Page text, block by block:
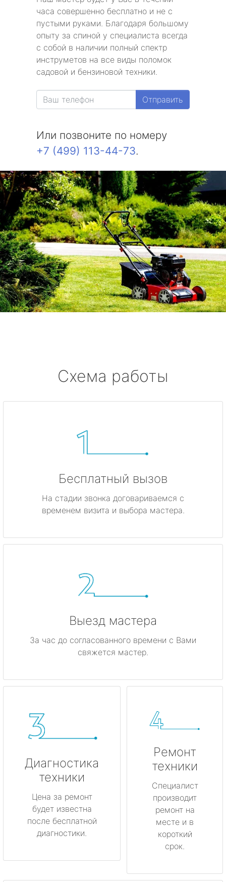
часа совершенно бесплатно и не с
пустыми руками. Благодаря большому
опыту за спиной у специалиста всегда
с собой в наличии полный спектр
инструметов на все виды поломок
садовой и бензиновой техники.
Отправить
Или позвоните по номеру
+7 (499) 113-44-73.
Схема работы
Бесплатный вызов
На стадии звонка договариваемся с
временем визита и выбора мастера.
Выезд мастера
За час до согласованного времени с Вами
свяжется мастер.
Диагностика
техники
Цена за ремонт
будет известна
после бесплатной
диагностики.
Ремонт
техники
Специалист
производит
ремонт на
месте и в
короткий
срок.